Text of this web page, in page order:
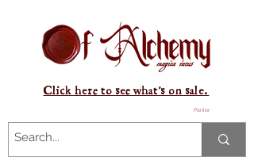
Panier
Click here to see what's on sale.